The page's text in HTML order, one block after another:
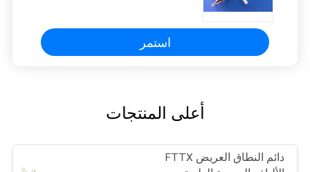
استمر
أعلى المنتجات
دائم النطاق العريض FTTX